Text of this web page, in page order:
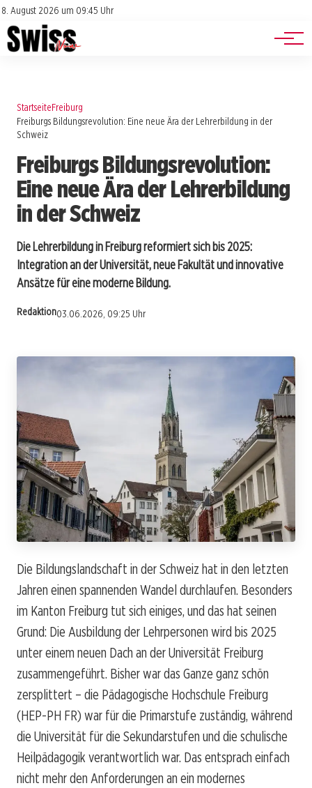
8. August 2026 um 09:45 Uhr
Impressum
Datenschutz
Jobs
Events
StartseiteFreiburg
Freiburgs Bildungsrevolution: Eine neue Ära der Lehrerbildung in der
Schweiz
Freiburgs Bildungsrevolution:
Eine neue Ära der Lehrerbildung
in der Schweiz
Die Lehrerbildung in Freiburg reformiert sich bis 2025:
Integration an der Universität, neue Fakultät und innovative
Ansätze für eine moderne Bildung.
Redaktion03.06.2026, 09:25 Uhr
Die Bildungslandschaft in der Schweiz hat in den letzten
Jahren einen spannenden Wandel durchlaufen. Besonders
im Kanton Freiburg tut sich einiges, und das hat seinen
Grund: Die Ausbildung der Lehrpersonen wird bis 2025
unter einem neuen Dach an der Universität Freiburg
zusammengeführt. Bisher war das Ganze ganz schön
zersplittert – die Pädagogische Hochschule Freiburg
(HEP-PH FR) war für die Primarstufe zuständig, während
die Universität für die Sekundarstufen und die schulische
Heilpädagogik verantwortlich war. Das entsprach einfach
nicht mehr den Anforderungen an ein modernes